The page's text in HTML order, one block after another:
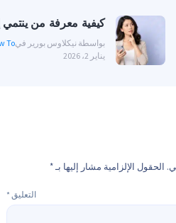
كيفية معرفة من ينتمي
بواسطة نيكلاوس بورير فيTo
يناير 2، 2026
الحقول الإلزامية مشار إليها بـ*
التعليق *